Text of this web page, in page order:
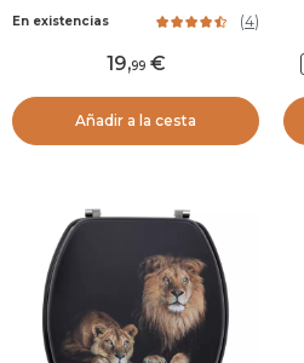
En existencias (4)
19,99
Añadir a la cesta